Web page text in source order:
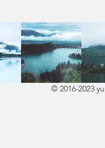
© 2016-2023